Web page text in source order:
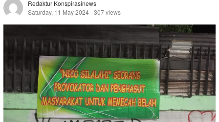
Redaktur Konspirasinews
Saturday, 11 May 2024 307 views